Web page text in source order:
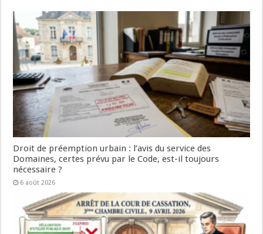
Droit de préemption urbain : l’avis du service des
Domaines, certes prévu par le Code, est-il toujours
nécessaire ?
6 août 2026